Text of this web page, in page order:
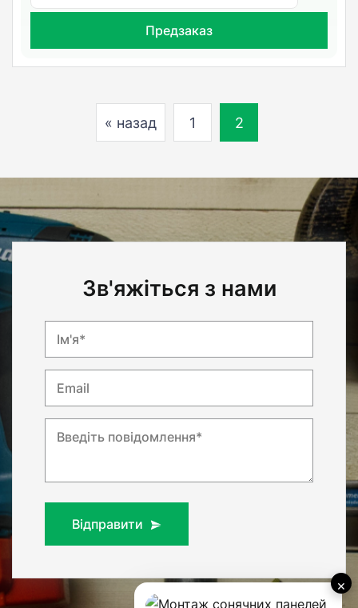
×
Предзаказ
« назад 1 2
Зв'яжіться з нами
Ім'я*
Email
Введіть повідомлення*
Відправити